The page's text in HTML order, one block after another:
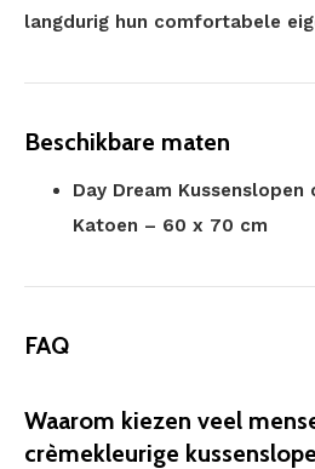
langdurig hun comfortabele
Beschikbare maten
Day Dream
Katoen – 60 x 70 cm
FAQ
Waarom kiezen veel
crèmekleurige